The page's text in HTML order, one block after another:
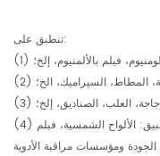
تنطبق على:
فيلم بالألمنيوم، إلخ؛
المطاط، السيراميك، الخ؛
العلب، الصناديق، إلخ؛
ومؤسسات مراقبة الأدوية